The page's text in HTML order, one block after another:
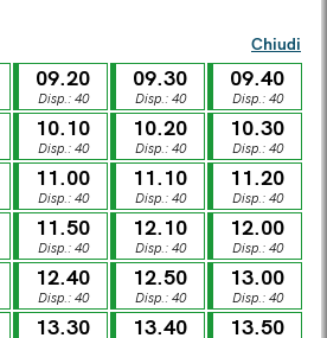
AGOSTO
limitata
Sold out
visitatori individuali
individuali
G V D
GIO
30
VEN
31 01
DOM
02
Chiudi
09.20
Disp.: 40
09.30
Disp.: 40
09.40
Disp.: 40
10.10
Disp.: 40
10.20
Disp.: 40
10.30
Disp.: 40
11.00
Disp.: 40
11.10
Disp.: 40
11.20
Disp.: 40
11.50
Disp.: 40
12.10
Disp.: 40
12.00
Disp.: 40
12.40
Disp.: 40
12.50
Disp.: 40
13.00
Disp.: 40
13.30 13.40 13.50